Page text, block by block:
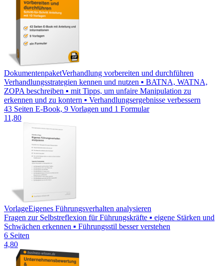
DokumentenpaketVerhandlung vorbereiten und durchführen
Verhandlungsstrategien kennen und nutzen ▪ BATNA, WATNA,
ZOPA beschreiben ▪ mit Tipps, um unfaire Manipulation zu
erkennen und zu kontern ▪ Verhandlungsergebnisse verbessern
43 Seiten E-Book, 9 Vorlagen und 1 Formular
11,80
VorlageEigenes Führungsverhalten analysieren
Fragen zur Selbstreflexion für Führungskräfte ▪ eigene Stärken und
Schwächen erkennen ▪ Führungsstil besser verstehen
6 Seiten
4,80